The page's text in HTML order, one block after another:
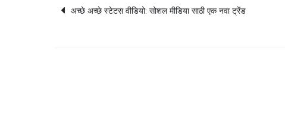
Post
अच्छे अच्छे स्टेटस वीडियो: सोशल मीडिया साठी एक नवा ट्रेंड